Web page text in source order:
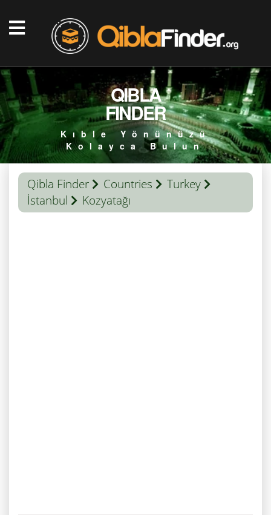
QIBLA
FINDER
Kıble Yönünüzü
Kolayca Bulun
Qibla Finder Countries
Turkey
İstanbul
Kozyatağı